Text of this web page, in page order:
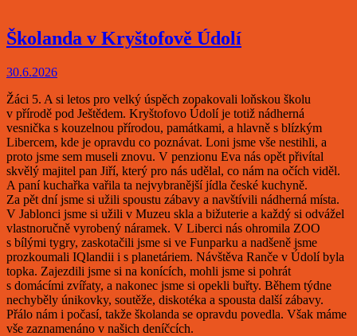
Školanda v Kryštofově Údolí
30.6.2026
Žáci 5. A si letos pro velký úspěch zopakovali loňskou školu
v přírodě pod Ještědem. Kryštofovo Údolí je totiž nádherná
vesnička s kouzelnou přírodou, památkami, a hlavně s blízkým
Libercem, kde je opravdu co poznávat. Loni jsme vše nestihli, a
proto jsme sem museli znovu. V penzionu Eva nás opět přivítal
skvělý majitel pan Jiří, který pro nás udělal, co nám na očích viděl.
A paní kuchařka vařila ta nejvybranější jídla české kuchyně.
Za pět dní jsme si užili spoustu zábavy a navštívili nádherná místa.
V Jablonci jsme si užili v Muzeu skla a bižuterie a každý si odvážel
vlastnoručně vyrobený náramek. V Liberci nás ohromila ZOO
s bílými tygry, zaskotačili jsme si ve Funparku a nadšeně jsme
prozkoumali IQlandii i s planetáriem. Návštěva Ranče v Údolí byla
topka. Zajezdili jsme si na konících, mohli jsme si pohrát
s domácími zvířaty, a nakonec jsme si opekli buřty. Během týdne
nechyběly únikovky, soutěže, diskotéka a spousta další zábavy.
Přálo nám i počasí, takže školanda se opravdu povedla. Však máme
vše zaznamenáno v našich deníčcích.